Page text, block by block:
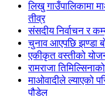
लिखु गाउँपालिकामा
तीव्र
संसदीय निर्वाचन र
चुनाव आएपछि झण्डा
एकीकृत वस्तीको
रामराजा
माओवादीले ल्याएको
पौडेल